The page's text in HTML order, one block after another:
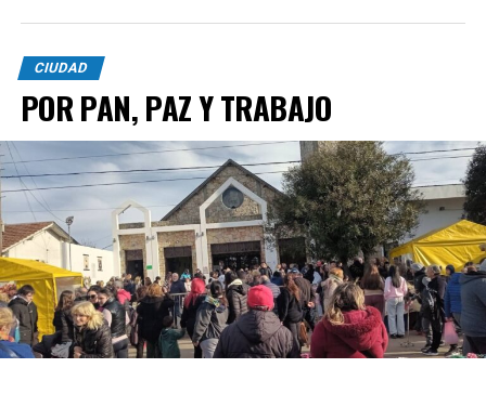
CIUDAD
POR PAN, PAZ Y TRABAJO